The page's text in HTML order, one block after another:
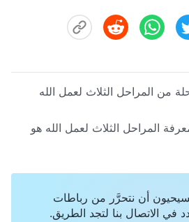
من المراحل الثلاث لعمل الله
المراحل الثلاث لعمل الله هو
أن نتحرَّر من رباطات
في الاتصال بنا لتجد الطريق.